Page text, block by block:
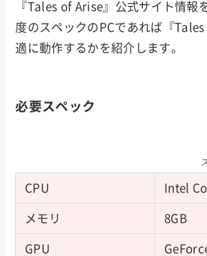
『Tales of Arise』公式サイト情報
度のスペックのPCであれば『
適に動作するかを紹介します。
必要スペック
CPU Intel
メモリ 8GB
GPU